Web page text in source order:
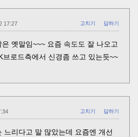
17:27 고치기 답하기
옛말임~~~ 요즘 속도도 잘 나오고
브로드측에서 신경좀 쓰고 있는듯~~
고치기 답하기
느리다고 말 많았는데 요즘엔 개선